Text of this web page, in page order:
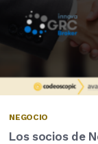
NEGOCIO
Los socios de